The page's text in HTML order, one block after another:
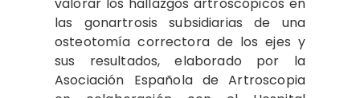
las go­nartrosis subsidiarias de una
osteotomía correctora de los ejes y
sus resultados, elaborado por la
Asociación Española de Artroscopia